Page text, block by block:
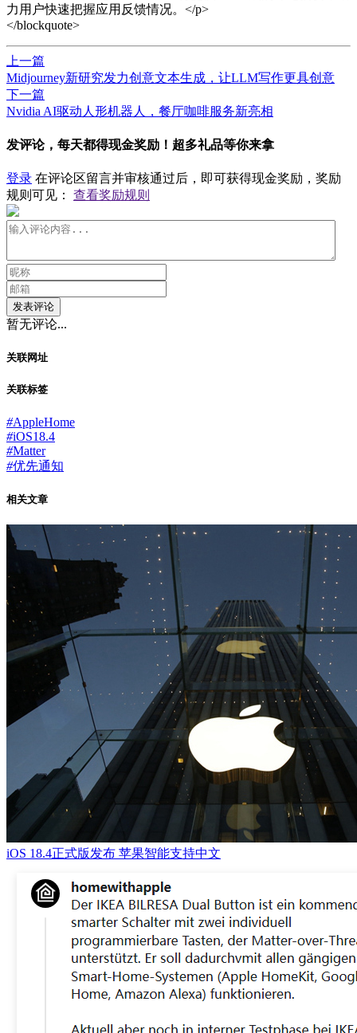
力用户快速把握应用反馈情况。</p>
</blockquote>
上一篇
Midjourney新研究发力创意文本生成，让LLM写作更具创意
下一篇
Nvidia AI驱动人形机器人，餐厅咖啡服务新亮相
发评论，每天都得现金奖励！超多礼品等你来拿
登录 在评论区留言并审核通过后，即可获得现金奖励，奖励
规则可见： 查看奖励规则
发表评论
暂无评论...
关联网址
关联标签
#AppleHome
#iOS18.4
#Matter
#优先通知
相关文章
iOS 18.4正式版发布 苹果智能支持中文